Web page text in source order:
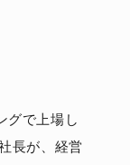
グで上場し
長が、経営